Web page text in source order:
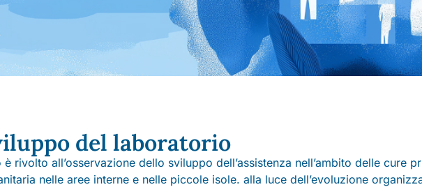
del laboratorio
rivolto all’osservazione dello sviluppo dell’assistenza nell’ambito delle cure
nelle aree interne e nelle piccole isole. alla luce dell’evoluzione